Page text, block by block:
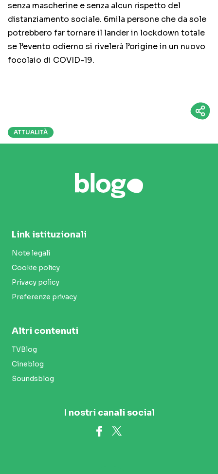
senza mascherine e senza alcun rispetto del
distanziamento sociale. 6mila persone che da sole
potrebbero far tornare il lander in lockdown totale
se l’evento odierno si rivelerà l’origine in un nuovo
focolaio di COVID-19.
ATTUALITÀ
Link istituzionali
Note legali
Cookie policy
Privacy policy
Preferenze privacy
Altri contenuti
TVBlog
Cineblog
Soundsblog
I nostri canali social